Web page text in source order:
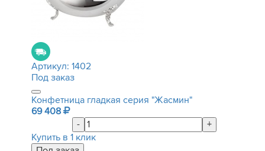
Артикул: 1402
Под заказ
Конфетница гладкая серия "Жасмин"
69 408
-
+
Купить в 1 клик